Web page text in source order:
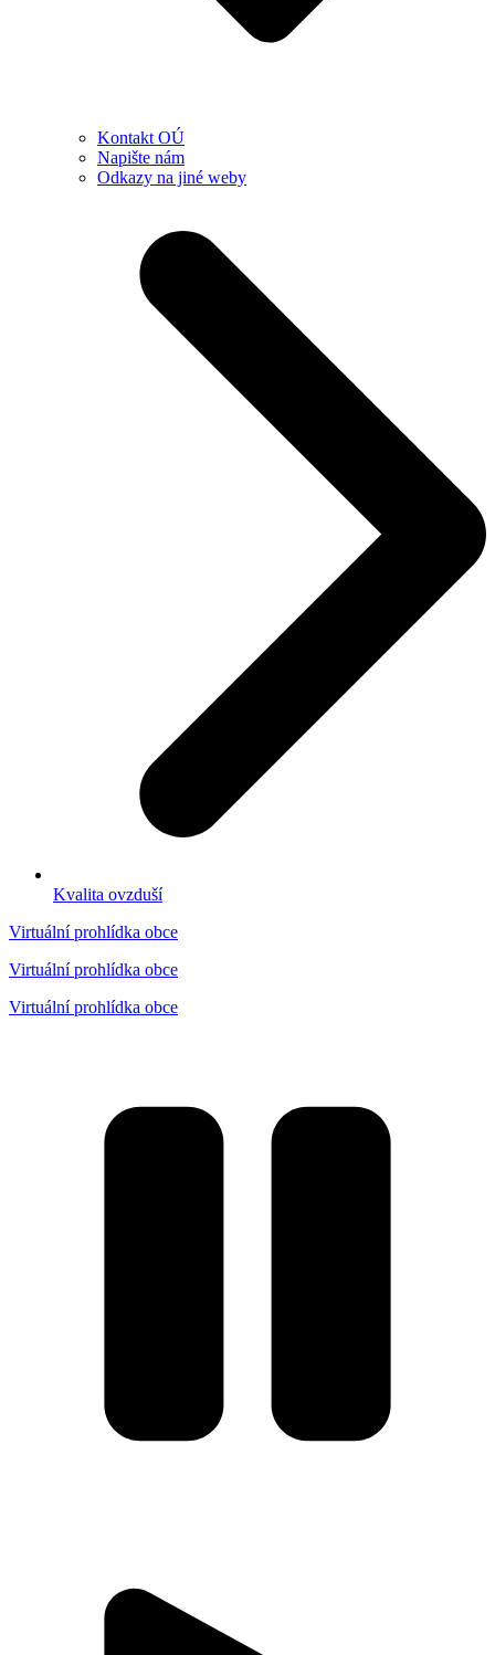
Kontakt OÚ
Napište nám
Odkazy na jiné weby
Kvalita ovzduší
Virtuální prohlídka obce
Virtuální prohlídka obce
Virtuální prohlídka obce